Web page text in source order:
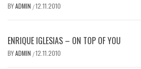
BYADMIN /12.11.2010
ENRIQUE IGLESIAS – ON TOP OF YOU
BYADMIN /12.11.2010